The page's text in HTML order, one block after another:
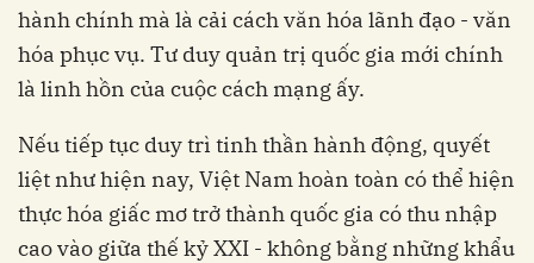
hành chính mà là cải cách văn hóa lãnh đạo - văn
hóa phục vụ. Tư duy quản trị quốc gia mới chính
là linh hồn của cuộc cách mạng ấy.
Nếu tiếp tục duy trì tinh thần hành động, quyết
liệt như hiện nay, Việt Nam hoàn toàn có thể hiện
thực hóa giấc mơ trở thành quốc gia có thu nhập
cao vào giữa thế kỷ XXI - không bằng những khẩu